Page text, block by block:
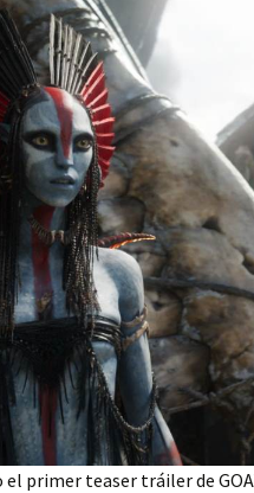
primer teaser tráiler de